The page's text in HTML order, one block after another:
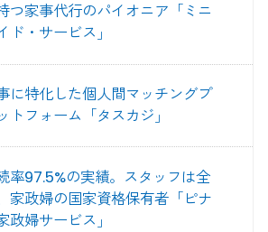
つ家事代行のパイオニア「ミニ
ド・サービス」
に特化した個人間マッチングプ
トフォーム「タスカジ」
率97.5%の実績。スタッフは全
家政婦の国家資格保有者「ピナ
政婦サービス」